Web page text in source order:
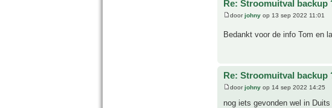
Re: Stroomuitval backup
doorjohny op 13 sep 2022 11:01
Bedankt voor de info Tom en
Re: Stroomuitval backup
doorjohny op 14 sep 2022 14:25
nog iets gevonden wel in Duits